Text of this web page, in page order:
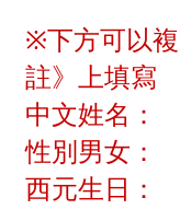
※下方可以
註》上填寫
中文姓名：
性別男女：
西元生日：